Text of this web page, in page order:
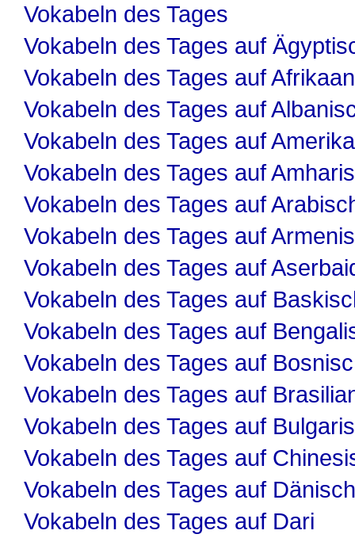
Vokabeln des Tages
Vokabeln des Tages auf
Vokabeln des Tages auf
Vokabeln des Tages auf
Vokabeln des Tages auf
Vokabeln des Tages auf
Vokabeln des Tages auf
Vokabeln des Tages auf
Vokabeln des Tages auf
Vokabeln des Tages auf
Vokabeln des Tages auf
Vokabeln des Tages auf
Vokabeln des Tages auf
Vokabeln des Tages auf
Vokabeln des Tages auf
Vokabeln des Tages auf Dänisch
Vokabeln des Tages auf Dari